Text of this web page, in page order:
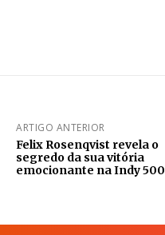
ARTIGO ANTERIOR
Felix Rosenqvist revela o
segredo da sua vitória
emocionante na Indy 500